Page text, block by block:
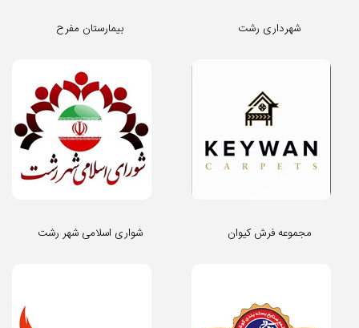
بیمارستان مفرح شهرداری رشت
شواری اسلامی شهر رشت مجموعه فرش کیوان